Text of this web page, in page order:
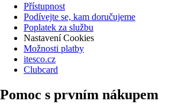
Přístupnost
Podívejte se, kam doručujeme
Poplatek za službu
Nastavení Cookies
Možnosti platby
itesco.cz
Clubcard
Pomoc s prvním nákupem